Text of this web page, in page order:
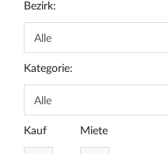
Bezirk:
Kategorie:
Kauf Miete